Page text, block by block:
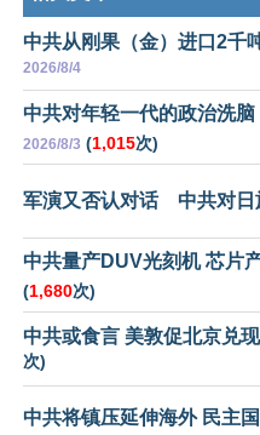
中共从刚果（金）进口2千
2026/8/4
中共对年轻一代的政治洗
2026/8/3 (1,015次)
军演又否认对话 中共对日
中共量产DUV光刻机 芯片
(1,680次)
中共或食言 美敦促北京兑
次)
中共将镇压延伸海外 民主